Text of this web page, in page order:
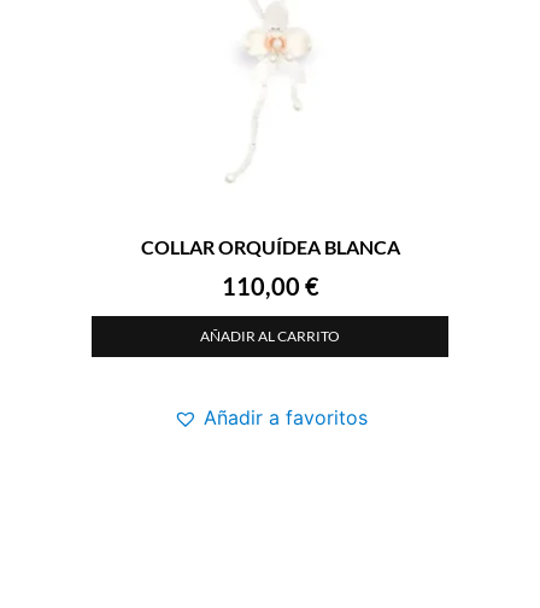
COLLAR ORQUÍDEA BLANCA
110,00 €
AÑADIR AL CARRITO
Añadir a favoritos